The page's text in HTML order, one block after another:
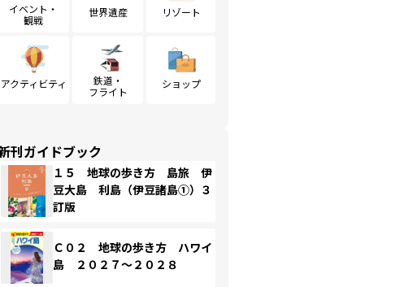
イベント・
観戦
世界遺産 リゾート
アクティビティ
鉄道・
フライト
ショップ
刊ガイドブック
１５ 地球の歩き方 島旅 伊
豆大島 利島（伊豆諸島①）３
訂版
Ｃ０２ 地球の歩き方 ハワイ
島 ２０２７～２０２８